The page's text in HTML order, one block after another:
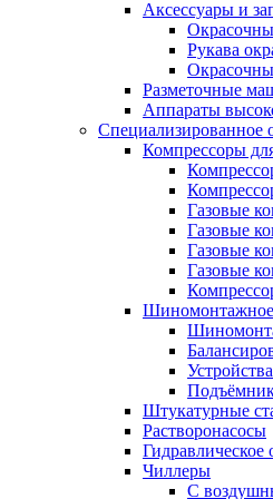
Аксессуары и
Рукава
Разметочные
Аппараты
Специализированное
Компрессоры
Газовые
Газовые
Газовые
Газовые
Шиномонтажное
Штукатурные
Растворонасосы
Гидравлическое
Чиллеры
С